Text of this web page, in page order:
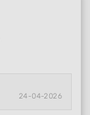
24-04-2026